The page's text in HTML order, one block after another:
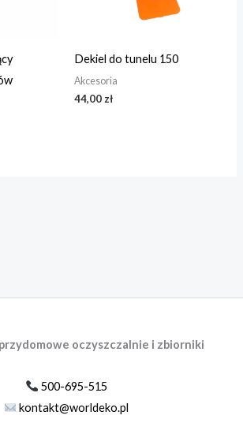
Dekiel do tunelu 150
Akcesoria
44,00zł
oczyszczalnie i zbiorniki
500-695-515
kontakt@worldeko.pl